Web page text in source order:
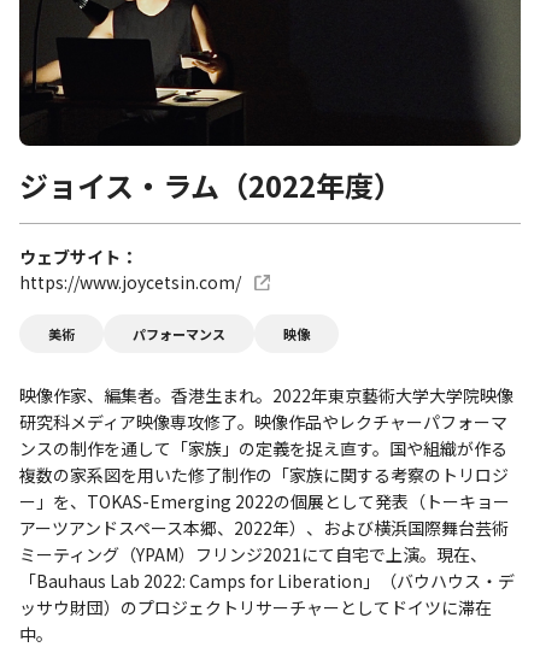
ジョイス・ラム（2022年度）
ウェブサイト
https://www.joycetsin.com/
美術 パフォーマンス 映像
映像作家、編集者。香港生まれ。2022年東京藝術大学大学院映像
研究科メディア映像専攻修了。映像作品やレクチャーパフォーマ
ンスの制作を通して「家族」の定義を捉え直す。国や組織が作る
複数の家系図を用いた修了制作の「家族に関する考察のトリロジ
ー」を、TOKAS-Emerging 2022の個展として発表（トーキョー
アーツアンドスペース本郷、2022年）、および横浜国際舞台芸術
ミーティング（YPAM）フリンジ2021にて自宅で上演。現在、
「Bauhaus Lab 2022: Camps for Liberation」（バウハウス・デ
ッサウ財団）のプロジェクトリサーチャーとしてドイツに滞在
中。